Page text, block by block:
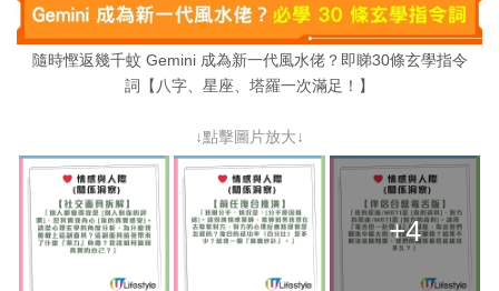
隨時慳返幾千蚊 Gemini 成為新一代風水佬？即睇30條玄學指令
詞【八字、星座、塔羅一次滿足！】
↓點擊圖片放大↓
+4